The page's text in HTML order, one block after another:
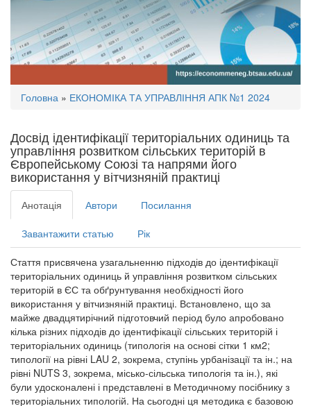
Ви
тут
Головна » ЕКОНОМІКА ТА УПРАВЛІННЯ АПК №1 2024
Досвід ідентифікації територіальних одиниць та
управління розвитком сільських територій в
Європейському Союзі та напрями його
використання у вітчизняній практиці
Анотація Автори Посилання
Завантажити статью Рік
Стаття присвячена узагальненню підходів до ідентифікації
територіальних одиниць й управління розвитком сільських
територій в ЄС та обґрунтування необхідності його
використання у вітчизняній практиці. Встановлено, що за
майже двадцятирічний підготовчий період було апробовано
кілька різних підходів до ідентифікації сільських територій і
територіальних одиниць (типологія на основі сітки 1 км2;
типології на рівні LAU 2, зокрема, ступінь урбанізації та ін.; на
рівні NUTS 3, зокрема, місько-сільська типологія та ін.), які
були удосконалені і представлені в Методичному посібнику з
територіальних типологій. На сьогодні ця методика є базовою